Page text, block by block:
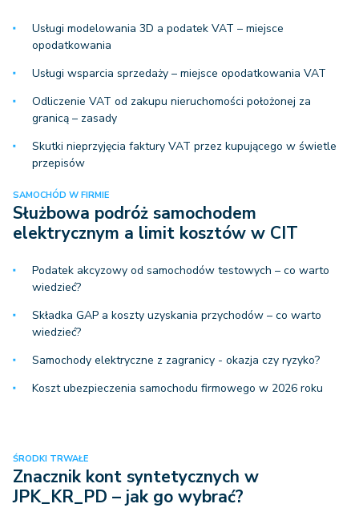
Usługi modelowania 3D a podatek VAT – miejsce
opodatkowania
Usługi wsparcia sprzedaży – miejsce opodatkowania VAT
Odliczenie VAT od zakupu nieruchomości położonej za
granicą – zasady
Skutki nieprzyjęcia faktury VAT przez kupującego w świetle
przepisów
SAMOCHÓD W FIRMIE
Służbowa podróż samochodem
elektrycznym a limit kosztów w CIT
Podatek akcyzowy od samochodów testowych – co warto
wiedzieć?
Składka GAP a koszty uzyskania przychodów – co warto
wiedzieć?
Samochody elektryczne z zagranicy - okazja czy ryzyko?
Koszt ubezpieczenia samochodu firmowego w 2026 roku
ŚRODKI TRWAŁE
Znacznik kont syntetycznych w
JPK_KR_PD – jak go wybrać?